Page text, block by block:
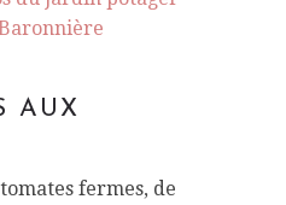
AUX
fermes, de